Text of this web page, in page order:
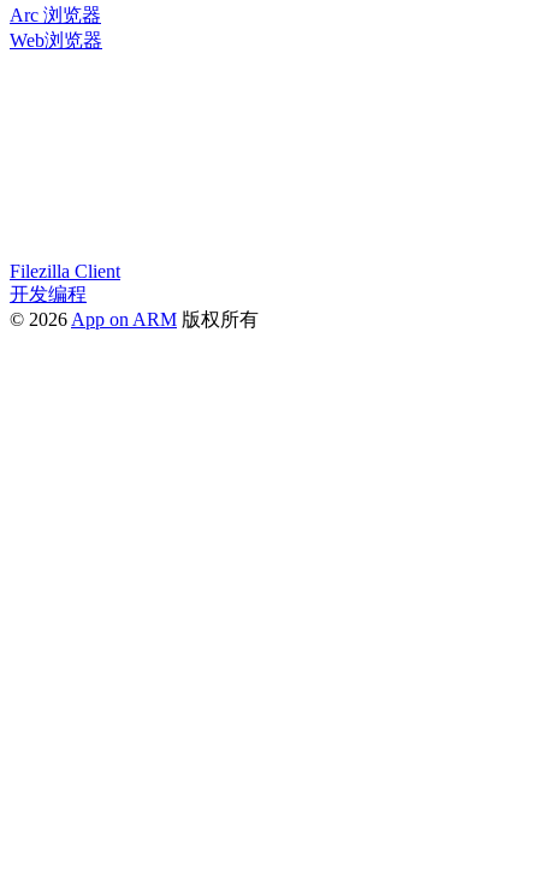
Arc 浏览器
Web浏览器
Filezilla Client
开发编程
© 2026 App on ARM 版权所有